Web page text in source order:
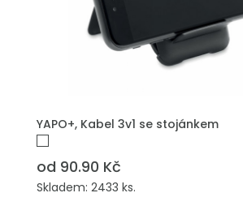
YAPO+, Kabel 3v1 se stojánkem
od 90.90 Kč
Skladem: 2433 ks.